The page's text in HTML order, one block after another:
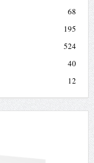
68
195
524
40
12